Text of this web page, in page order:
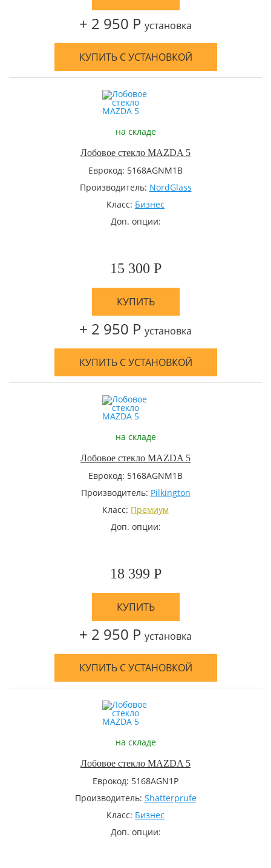
+ 2 950 Р установка
КУПИТЬ С УСТАНОВКОЙ
на складе
Лобовое стекло MAZDA 5
Еврокод: 5168AGNM1B
Производитель: NordGlass
Класс: Бизнес
Доп. опции:
15 300 Р
КУПИТЬ
+ 2 950 Р установка
КУПИТЬ С УСТАНОВКОЙ
на складе
Лобовое стекло MAZDA 5
Еврокод: 5168AGNM1B
Производитель: Pilkington
Класс: Премиум
Доп. опции:
18 399 Р
КУПИТЬ
+ 2 950 Р установка
КУПИТЬ С УСТАНОВКОЙ
на складе
Лобовое стекло MAZDA 5
Еврокод: 5168AGN1P
Производитель: Shatterprufe
Класс: Бизнес
Доп. опции: